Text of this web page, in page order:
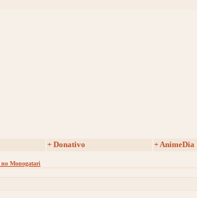
+ Donativo + AnimeDia
Monogatari